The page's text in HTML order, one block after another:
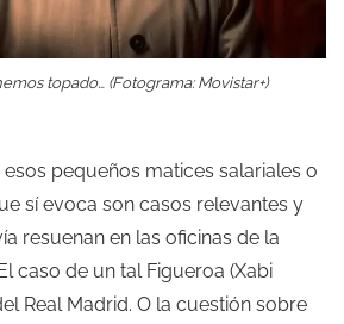
topado… (Fotograma: Movistar+)
pequeños matices salariales o
sí evoca son casos relevantes y
resuenan en las oficinas de la
caso de un tal Figueroa (Xabi
Real Madrid. O la cuestión sobre